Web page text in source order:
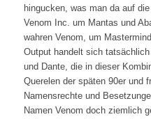
hingucken, was man da auf
Venom Inc. um Mantas und
wahren Venom, um
Output handelt sich
und Dante, die in dieser
Querelen der späten 90er und
Namensrechte und
Namen Venom doch ziemlich